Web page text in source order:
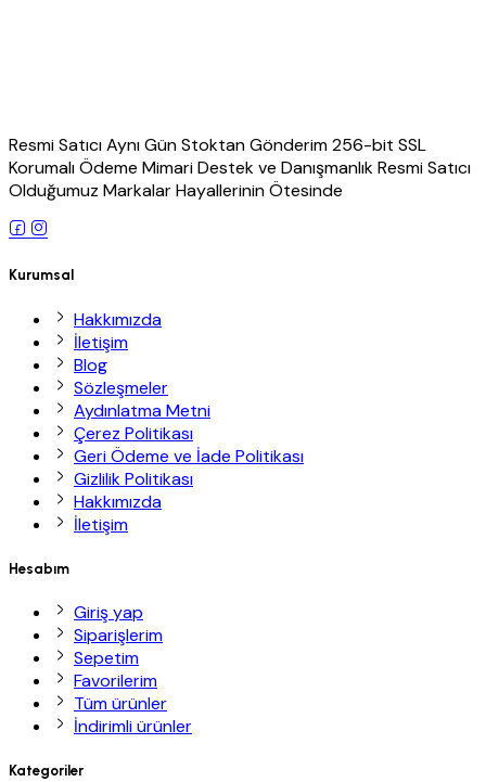
Resmi Satıcı Aynı Gün Stoktan Gönderim 256-bit SSL
Korumalı Ödeme Mimari Destek ve Danışmanlık Resmi Satıcı
Olduğumuz Markalar Hayallerinin Ötesinde
Kurumsal
Hakkımızda
İletişim
Blog
Sözleşmeler
Aydınlatma Metni
Çerez Politikası
Geri Ödeme ve İade Politikası
Gizlilik Politikası
Hakkımızda
İletişim
Hesabım
Giriş yap
Siparişlerim
Sepetim
Favorilerim
Tüm ürünler
İndirimli ürünler
Kategoriler